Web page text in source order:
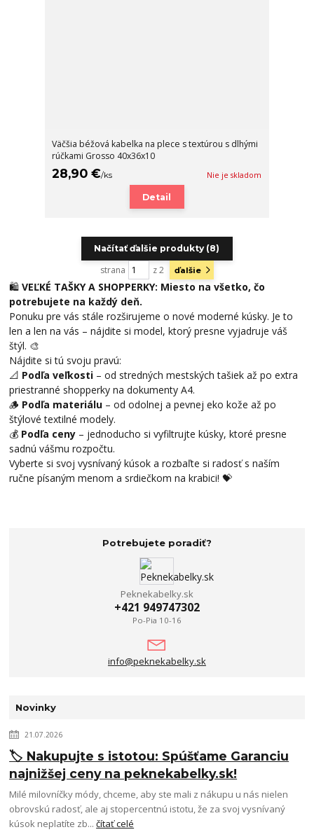
Väčšia béžová kabelka na plece s textúrou s dlhými
rúčkami Grosso 40x36x10
28,90 €/ks Nie je skladom
Detail
Načítať ďalšie produkty (8)
strana z 2 ďalšie
🛍️VEĽKÉ TAŠKY A SHOPPERKY: Miesto na všetko, čo
potrebujete na každý deň.
Ponuku pre vás stále rozširujeme o nové moderné kúsky. Je to
len a len na vás – nájdite si model, ktorý presne vyjadruje váš
štýl. 🎨
Nájdite si tú svoju pravú:
📐 Podľa veľkosti – od stredných mestských tašiek až po extra
priestranné shopperky na dokumenty A4.
🪵 Podľa materiálu – od odolnej a pevnej eko kože až po
štýlové textilné modely.
💰 Podľa ceny – jednoducho si vyfiltrujte kúsky, ktoré presne
sadnú vášmu rozpočtu.
Vyberte si svoj vysnívaný kúsok a rozbaľte si radosť s naším
ručne písaným menom a srdiečkom na krabici! 💝
Potrebujete poradiť?
Peknekabelky.sk
+421 949747302
Po-Pia 10-16
info@peknekabelky.sk
Novinky
21.07.2026
🏷️ Nakupujte s istotou: Spúšťame Garanciu
najnižšej ceny na peknekabelky.sk!
Milé milovníčky módy, chceme, aby ste mali z nákupu u nás nielen
obrovskú radosť, ale aj stopercentnú istotu, že za svoj vysnívaný
kúsok neplatíte zb...čítať celé